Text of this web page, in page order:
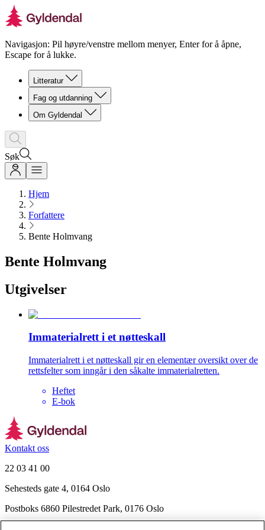
Navigasjon: Pil høyre/venstre mellom menyer, Enter for å åpne,
Escape for å lukke.
Litteratur
Fag og utdanning
Om Gyldendal
Søk
Hjem
Forfattere
Bente Holmvang
Bente Holmvang
Utgivelser
Immaterialrett i et nøtteskall
Immaterialrett i et nøtteskall gir en elementær oversikt over de
rettsfelter som inngår i den såkalte immaterialretten.
Heftet
E-bok
Kontakt oss
22 03 41 00
Sehesteds gate 4, 0164 Oslo
Postboks 6860 Pilestredet Park, 0176 Oslo